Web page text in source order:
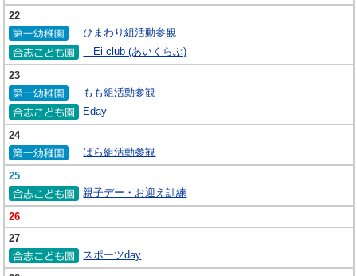
22
ひまわり組活動参観
Ei club (あいくらぶ)
23
もも組活動参観
Eday
24
ばら組活動参観
25
親子デー・お迎え訓練
26
27
スポーツday